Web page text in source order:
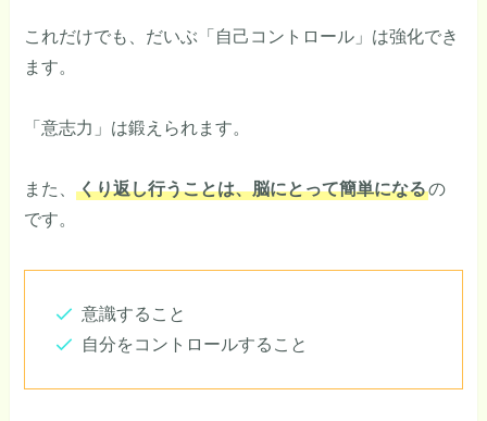
これだけでも、だいぶ「自己コントロール」は強化でき
ます。
「意志力」は鍛えられます。
また、くり返し行うことは、脳にとって簡単になるの
です。
意識すること
自分をコントロールすること